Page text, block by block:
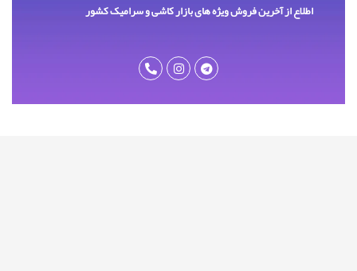
اطلاع از آخرین فروش ویژه های بازار کاشی و سرامیک کشور